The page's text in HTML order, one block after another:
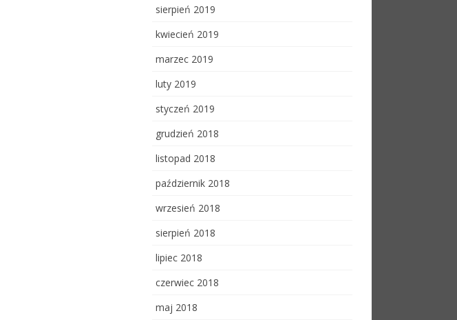
sierpień 2019
kwiecień 2019
marzec 2019
luty 2019
styczeń 2019
grudzień 2018
listopad 2018
październik 2018
wrzesień 2018
sierpień 2018
lipiec 2018
czerwiec 2018
maj 2018